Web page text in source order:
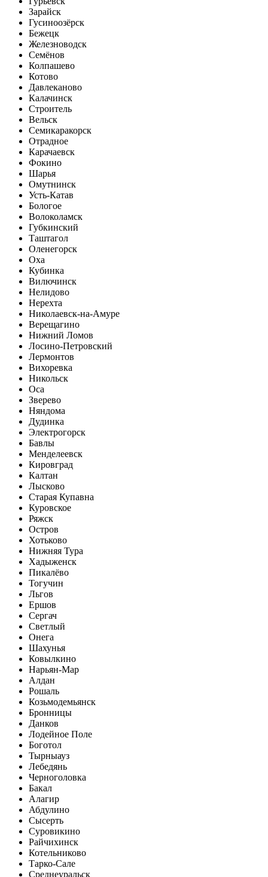
Зарайск
Гусиноозёрск
Бежецк
Железноводск
Семёнов
Колпашево
Котово
Давлеканово
Калачинск
Строитель
Вельск
Семикаракорск
Отрадное
Карачаевск
Фокино
Шарья
Омутнинск
Усть-Катав
Бологое
Волоколамск
Губкинский
Таштагол
Оленегорск
Оха
Кубинка
Вилючинск
Нелидово
Нерехта
Николаевск-на-Амуре
Верещагино
Нижний Ломов
Лосино-Петровский
Лермонтов
Вихоревка
Никольск
Оса
Зверево
Няндома
Дудинка
Электрогорск
Бавлы
Менделеевск
Кировград
Калтан
Лысково
Старая Купавна
Куровское
Ряжск
Остров
Хотьково
Нижняя Тура
Хадыженск
Пикалёво
Тогучин
Льгов
Ершов
Сергач
Светлый
Онега
Шахунья
Ковылкино
Нарьян-Мар
Алдан
Рошаль
Козьмодемьянск
Бронницы
Данков
Лодейное Поле
Боготол
Тырныауз
Лебедянь
Черноголовка
Бакал
Алагир
Абдулино
Сысерть
Суровикино
Райчихинск
Котельниково
Тарко-Сале
Среднеуральск